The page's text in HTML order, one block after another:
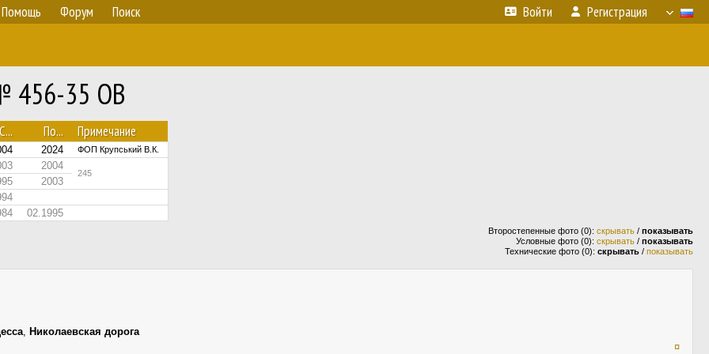
Помощь Форум Поиск Войти Регистрация
456-35 ОВ
С... По... Примечание
2024 ФОП Крупський В.К.
2004
245
2003
02.1995
Второстепенные фото (0): скрывать / показывать
Условные фото (0): скрывать / показывать
Технические фото (0): скрывать / показывать
, Николаевская дорога
¤